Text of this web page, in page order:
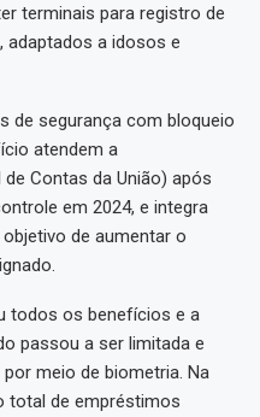
terminais para registro de
adaptados a idosos e
de segurança com bloqueio
atendem a
Contas da União) após
em 2024, e integra
de aumentar o
todos os benefícios e a
passou a ser limitada e
meio de biometria. Na
total de empréstimos